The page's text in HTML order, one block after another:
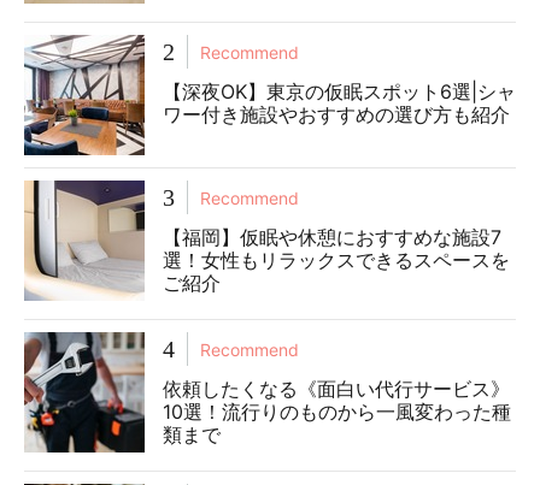
2 Recommend
【深夜OK】東京の仮眠スポット6選|シャ
ワー付き施設やおすすめの選び方も紹介
3 Recommend
【福岡】仮眠や休憩におすすめな施設7
選！女性もリラックスできるスペースを
ご紹介
4 Recommend
依頼したくなる《面白い代行サービス》
10選！流行りのものから一風変わった種
類まで